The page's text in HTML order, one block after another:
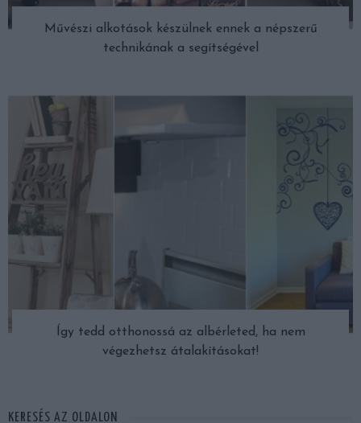
Művészi alkotások készülnek ennek a népszerű
technikának a segítségével
Így tedd otthonossá az albérleted, ha nem
végezhetsz átalakításokat!
KERESÉS AZ OLDALON